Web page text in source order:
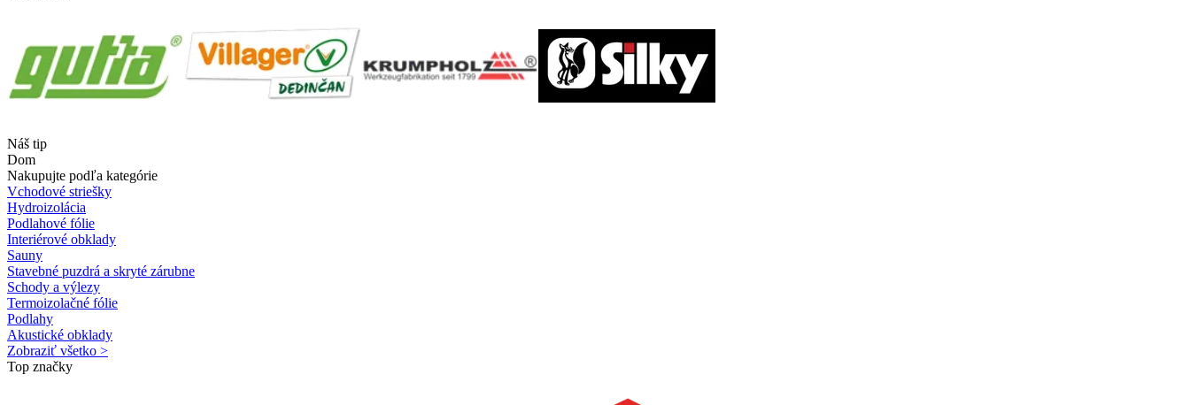
Náš tip
Dom
Nakupujte podľa kategórie
Vchodové striešky
Hydroizolácia
Podlahové fólie
Interiérové obklady
Sauny
Stavebné puzdrá a skryté zárubne
Schody a výlezy
Termoizolačné fólie
Podlahy
Akustické obklady
Zobraziť všetko >
Top značky